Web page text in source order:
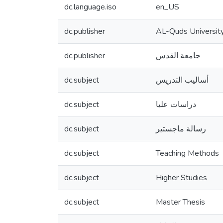
dc.language.iso en_US
dc.publisher AL-Quds
dc.publisher جامعة القدس
dc.subject أساليب التدريس
dc.subject دراسات عليا
dc.subject رسالة ماجستير
dc.subject Teaching Methods
dc.subject Higher Studies
dc.subject Master Thesis